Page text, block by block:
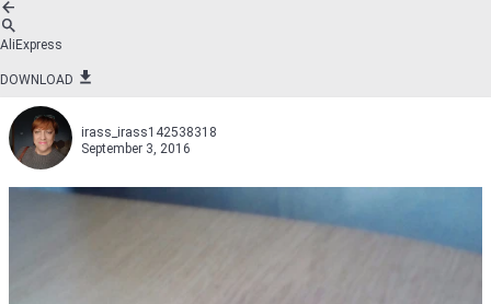
AliExpress
DOWNLOAD
irass_irass142538318
September 3, 2016